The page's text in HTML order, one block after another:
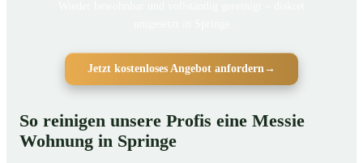
Jetzt kostenloses Angebot anfordern→
So reinigen unsere Profis eine Messie
Wohnung in Springe